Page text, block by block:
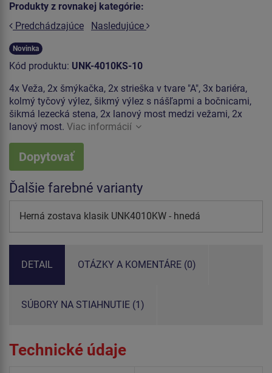
Produkty z rovnakej kategórie:
Predchádzajúce
Nasledujúce
Novinka
Kód produktu: UNK-4010KS-10
4x Veža, 2x šmýkačka, 2x strieška v tvare "A", 3x bariéra,
kolmý tyčový výlez, šikmý výlez s nášľapmi a bočnicami,
šikmá lezecká stena, 2x lanový most medzi vežami, 2x
lanový most. Viac informácií
Dopytovať
Ďalšie farebné varianty
Herná zostava klasik UNK4010KW - hnedá
DETAIL OTÁZKY A KOMENTÁRE (0)
SÚBORY NA STIAHNUTIE (1)
Technické údaje